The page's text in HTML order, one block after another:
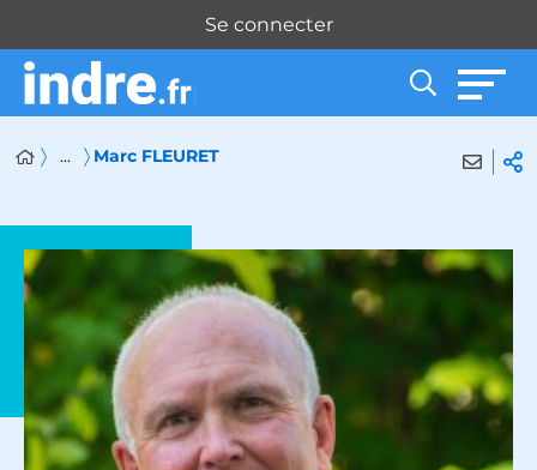
Panneau de gestion des cookies
Se connecter
... Marc FLEURET